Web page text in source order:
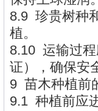
8.9 珍贵树种
植。
8.10 运输过
证），确保安
9 苗木种植前
9.1 种植前应